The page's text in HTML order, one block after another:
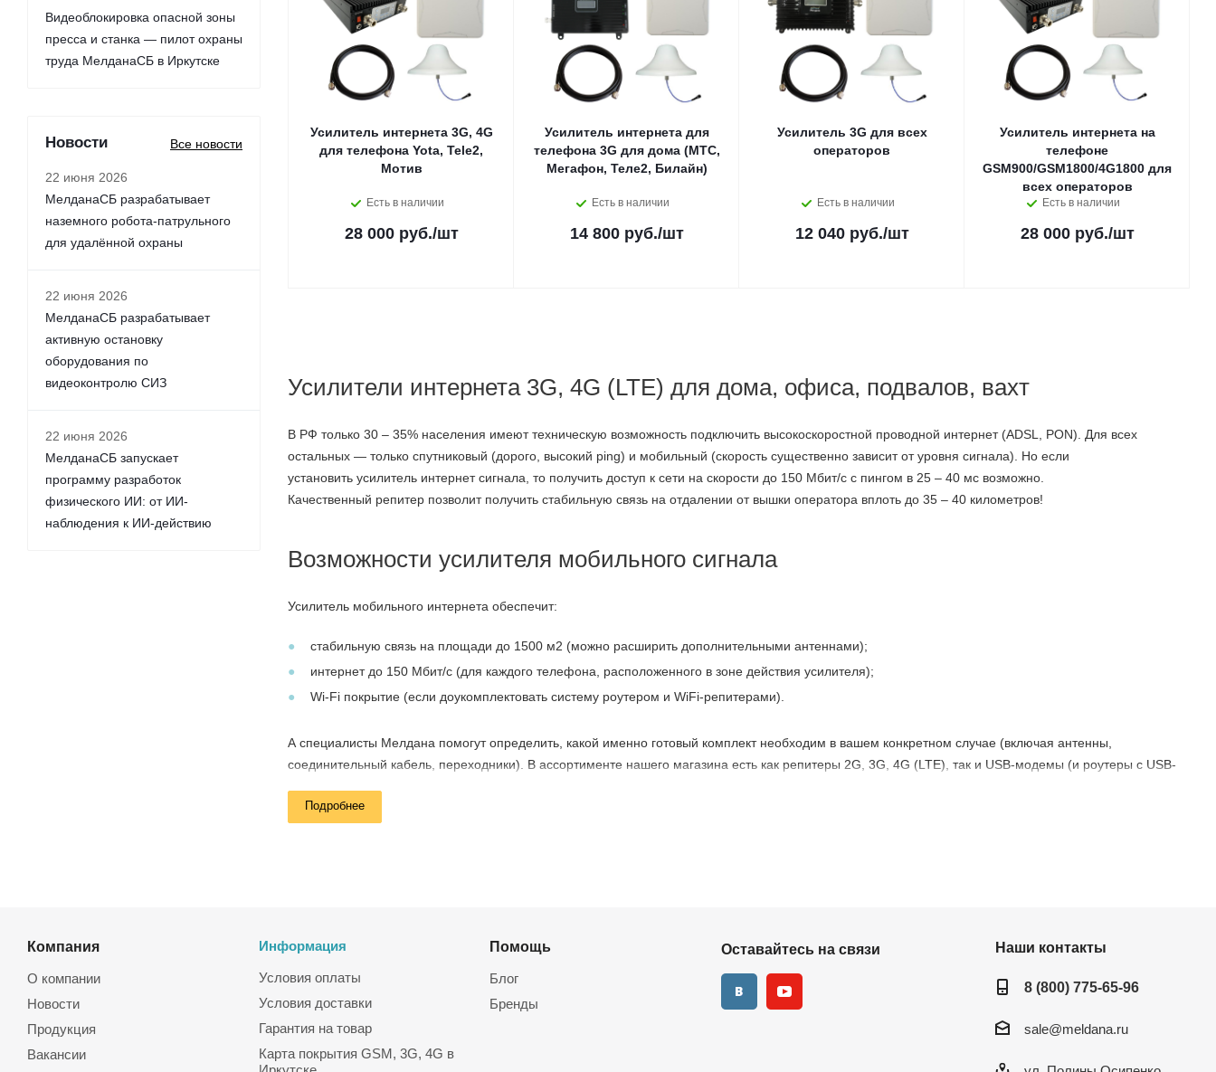
Усилитель интернета 3G, 4G
для телефона Yota, Tele2,
Мотив
Есть в наличии
28 000 руб./шт
Усилитель интернета для
телефона 3G для дома (MTC,
Мегафон, Теле2, Билайн)
Есть в наличии
14 800 руб./шт
Усилитель 3G для всех
операторов
Есть в наличии
12 040 руб./шт
Усилитель интернета на
телефоне
GSM900/GSM1800/4G1800 для
всех операторов
Есть в наличии
28 000 руб./шт
Усилители интернета 3G, 4G (LTE) для дома, офиса, подвалов, вахт
В РФ только 30 – 35% населения имеют техническую возможность подключить высокоскоростной проводной интернет (ADSL, PON). Для всех
остальных — только спутниковый (дорого, высокий ping) и мобильный (скорость существенно зависит от уровня сигнала). Но если
установить усилитель интернет сигнала, то получить доступ к сети на скорости до 150 Мбит/с с пингом в 25 – 40 мс возможно.
Качественный репитер позволит получить стабильную связь на отдалении от вышки оператора вплоть до 35 – 40 километров!
Возможности усилителя мобильного сигнала
Усилитель мобильного интернета обеспечит:
стабильную связь на площади до 1500 м2 (можно расширить дополнительными антеннами);
интернет до 150 Мбит/с (для каждого телефона, расположенного в зоне действия усилителя);
Wi-Fi покрытие (если доукомплектовать систему роутером и WiFi-репитерами).
А специалисты Мелдана помогут определить, какой именно готовый комплект необходим в вашем конкретном случае (включая антенны,
соединительный кабель, переходники). В ассортименте нашего магазина есть как репитеры 2G, 3G, 4G (LTE), так и USB-модемы (и роутеры с USB-
(гарантия от производителя тоже предусмотрена).
Подробнее
Видеоблокировка опасной зоны
пресса и станка — пилот охраны
труда МелданаСБ в Иркутске
Новости Все новости
22 июня 2026
МелданаСБ разрабатывает
наземного робота-патрульного
для удалённой охраны
22 июня 2026
МелданаСБ разрабатывает
активную остановку
оборудования по
видеоконтролю СИЗ
22 июня 2026
МелданаСБ запускает
программу разработок
физического ИИ: от ИИ-
наблюдения к ИИ-действию
Компания
О компании
Новости
Продукция
Вакансии
Информация
Условия оплаты
Условия доставки
Гарантия на товар
Карта покрытия GSM, 3G, 4G в
Помощь
Блог
Бренды
Оставайтесь на связи Наши контакты
8 (800) 775-65-96
sale@meldana.ru